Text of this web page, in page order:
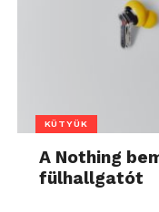
KÜTYÜK
A Nothing
fülhallgatót